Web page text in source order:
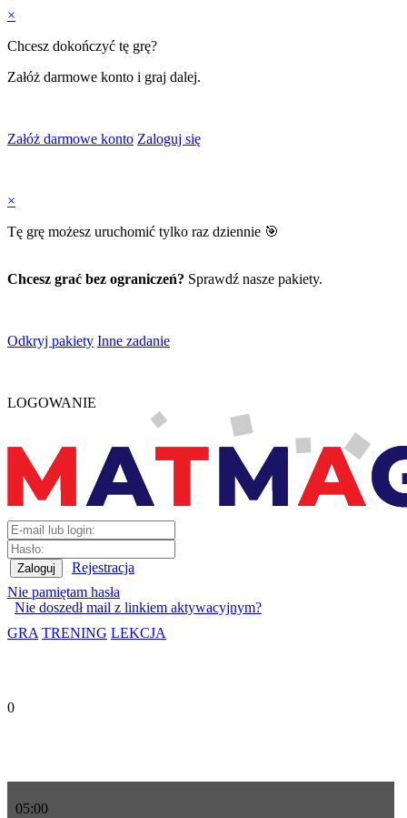
×
Chcesz dokończyć tę grę?
Załóż darmowe konto i graj dalej.
Załóż darmowe konto Zaloguj się
×
Tę grę możesz uruchomić tylko raz dziennie 🎯
Chcesz grać bez ograniczeń? Sprawdź nasze pakiety.
Odkryj pakiety Inne zadanie
LOGOWANIE
Rejestracja
Nie pamiętam hasła
Nie doszedł mail z linkiem aktywacyjnym?
GRA TRENING LEKCJA
0
05:00